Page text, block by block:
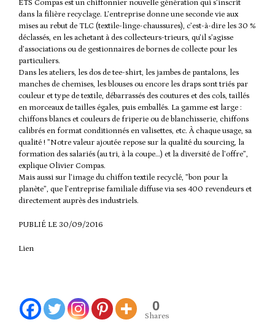
ETS Compas est un chiffonnier nouvelle génération qui s’inscrit
dans la filière recyclage. L’entreprise donne une seconde vie aux
mises au rebut de TLC (textile-linge-chaussures), c’est-à-dire les 30 %
déclassés, en les achetant à des collecteurs-trieurs, qu’il s’agisse
d’associations ou de gestionnaires de bornes de collecte pour les
particuliers.
Dans les ateliers, les dos de tee-shirt, les jambes de pantalons, les
manches de chemises, les blouses ou encore les draps sont triés par
couleur et type de textile, débarrassés des coutures et des cols, taillés
en morceaux de tailles égales, puis emballés. La gamme est large :
chiffons blancs et couleurs de friperie ou de blanchisserie, chiffons
calibrés en format conditionnés en valisettes, etc. À chaque usage, sa
qualité ! ”Notre valeur ajoutée repose sur la qualité du sourcing, la
formation des salariés (au tri, à la coupe…) et la diversité de l’offre”,
explique Olivier Compas.
Mais aussi sur l’image du chiffon textile recyclé, ”bon pour la
planète”, que l’entreprise familiale diffuse via ses 400 revendeurs et
directement auprès des industriels.
PUBLIÉ LE 30/09/2016
Lien
0
Shares